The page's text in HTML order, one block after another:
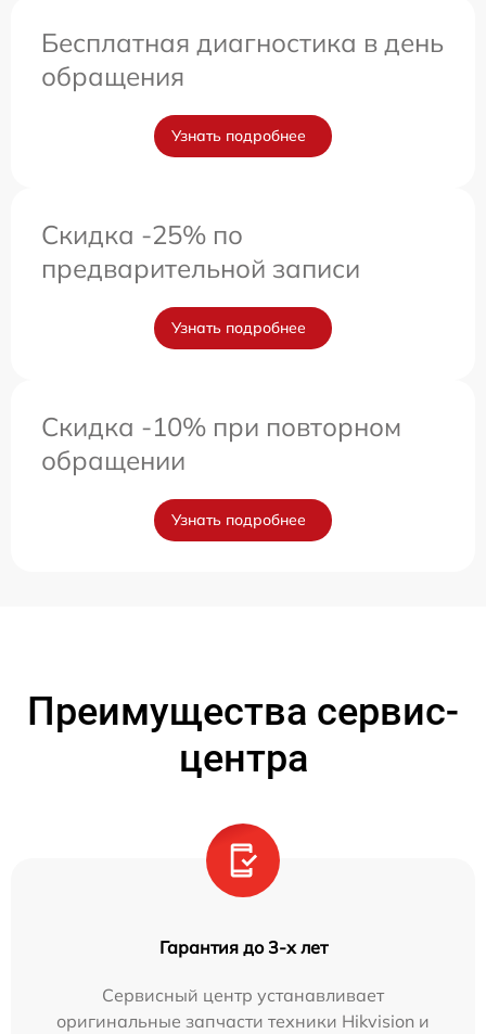
Бесплатная диагностика в день
обращения
Узнать подробнее
Скидка -25% по
предварительной записи
Узнать подробнее
Скидка -10% при повторном
обращении
Узнать подробнее
Преимущества сервис-
центра
Гарантия до 3-х лет
Сервисный центр устанавливает
оригинальные запчасти техники Hikvision и